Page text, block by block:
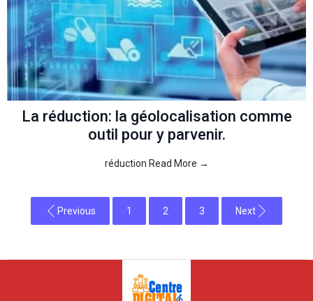
La réduction: la géolocalisation comme
outil pour y parvenir.
réduction Read More →
Previous 1 2 3 Next